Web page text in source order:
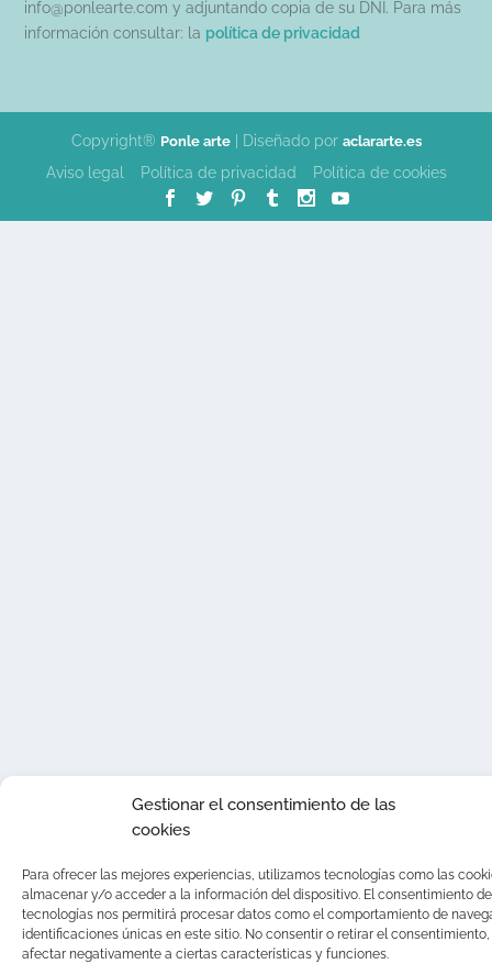
Gestionar el consentimiento de las
cookies
Para ofrecer las mejores experiencias, utilizamos tecnologías como las
almacenar y/o acceder a la información del dispositivo. El consentimiento
tecnologías nos permitirá procesar datos como el comportamiento de
identificaciones únicas en este sitio. No consentir o retirar el
afectar negativamente a ciertas características y funciones.
info@ponlearte.com y adjuntando copia de su DNI. Para más
información consultar: la política de privacidad
Copyright® Ponle arte| Diseñado por aclararte.es
Aviso legal Política de privacidad Política de cookies